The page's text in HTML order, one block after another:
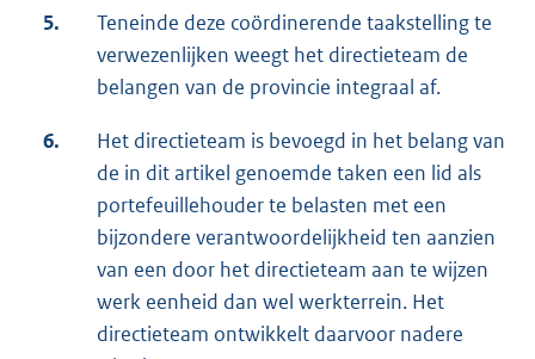
5.
Teneinde deze coördinerende taakstelling te
verwezenlijken weegt het directieteam de
belangen van de provincie integraal af.
6.
Het directieteam is bevoegd in het belang van
de in dit artikel genoemde taken een lid als
portefeuillehouder te belasten met een
bijzondere verantwoordelijkheid ten aanzien
van een door het directieteam aan te wijzen
werk eenheid dan wel werkterrein. Het
directieteam ontwikkelt daarvoor nadere